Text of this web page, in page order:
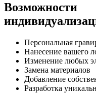
Возможности
Персональная
Нанесение вашего
Изменение любых
Замена материалов
Добавление
Разработка